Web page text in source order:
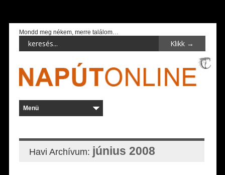
Mondd meg nékem, merre találom…
Havi Archívum: június 2008